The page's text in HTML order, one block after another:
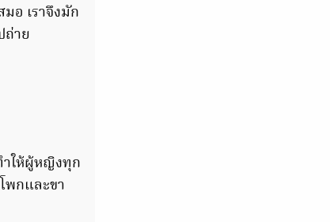
อ เราจึงมัก
ถ่าย
ให้ผู้หญิงทุก
พกและขา